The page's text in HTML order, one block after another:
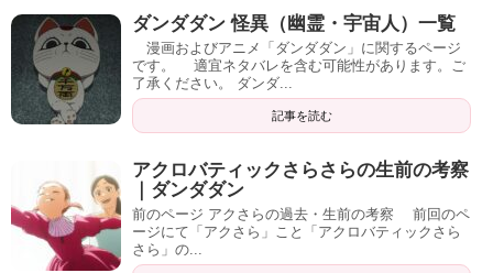
ダンダダン 怪異（幽霊・宇宙人）一覧
漫画およびアニメ「ダンダダン」に関するページ
です。 適宜ネタバレを含む可能性があります。ご
了承ください。 ダンダ...
記事を読む
アクロバティックさらさらの生前の考察
｜ダンダダン
前のページ アクさらの過去・生前の考察 前回のペ
ージにて「アクさら」こと「アクロバティックさら
さら」の...